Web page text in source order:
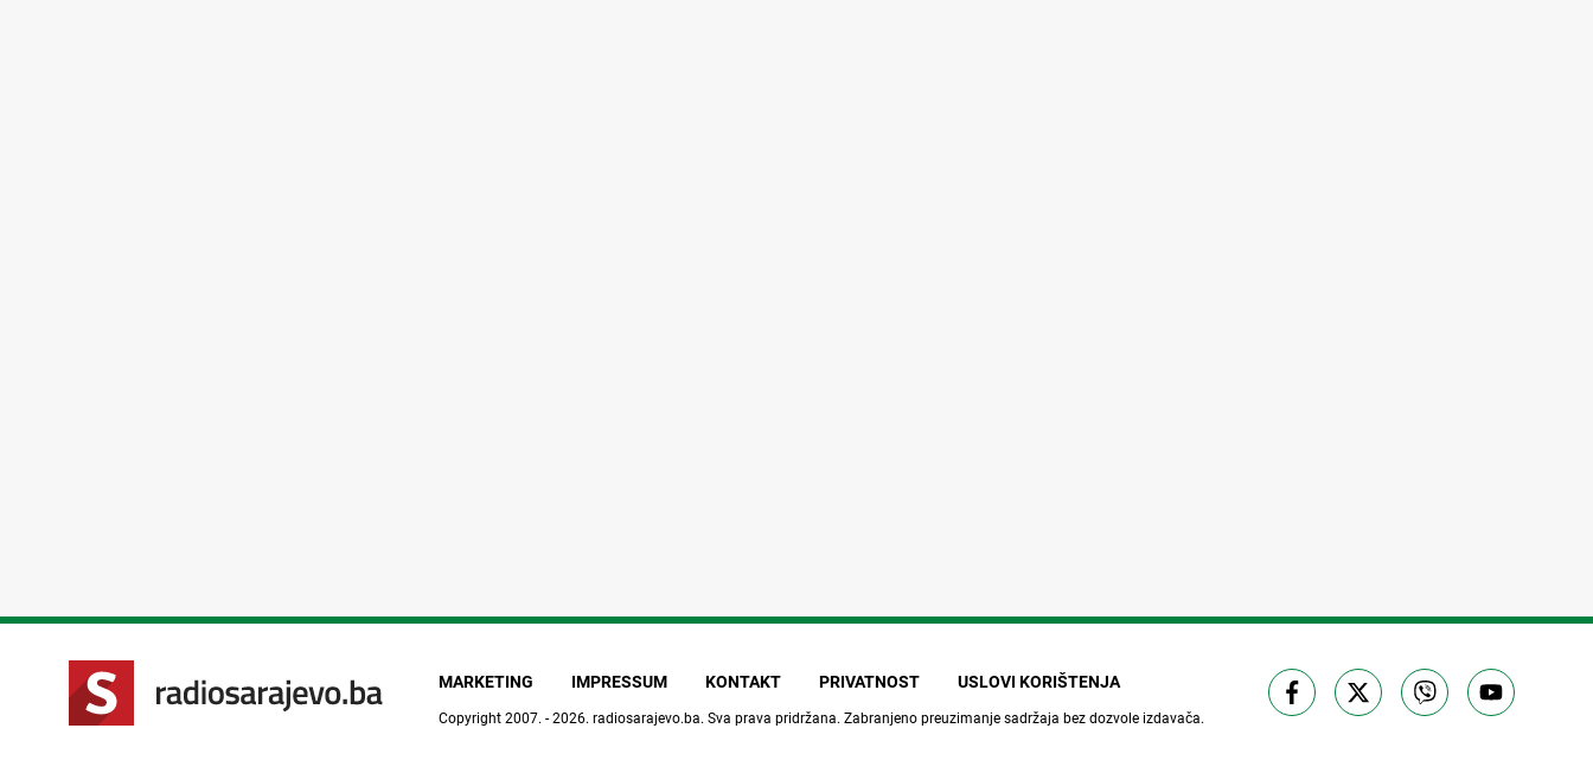
MARKETING IMPRESSUM KONTAKT PRIVATNOST USLOVI KORIŠTENJA
Copyright 2007. - 2026. radiosarajevo.ba. Sva prava pridržana. Zabranjeno preuzimanje sadržaja bez dozvole izdavača.